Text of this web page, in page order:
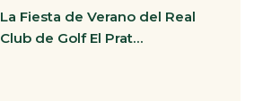
La Fiesta de Verano del Real
Club de Golf El Prat…